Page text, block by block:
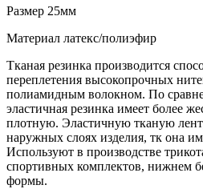
Размер 25мм
Материал латекс/полиэфир
Тканая резинка производится
переплетения высокопрочных
полиамидным волокном. По
эластичная резинка имеет более
плотную. Эластичную тканую
наружных слоях изделия, тк она
Используют в производстве
спортивных комплектов, нижнем
формы.